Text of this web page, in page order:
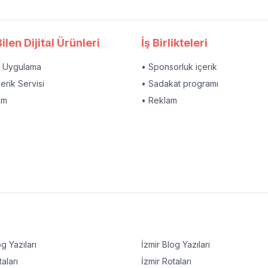
Dijital Ürünleri
Servisi
İş Birlikteleri
• Sponsorluk içerik
• Sadakat programı
• Reklam
Yazıları
İzmir Blog Yazıları
İzmir Rotaları